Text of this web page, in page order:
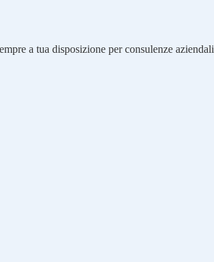
a tua disposizione per consulenze aziendali